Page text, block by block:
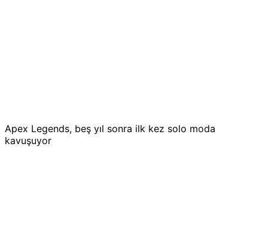
Apex Legends, beş yıl sonra ilk kez solo moda
kavuşuyor